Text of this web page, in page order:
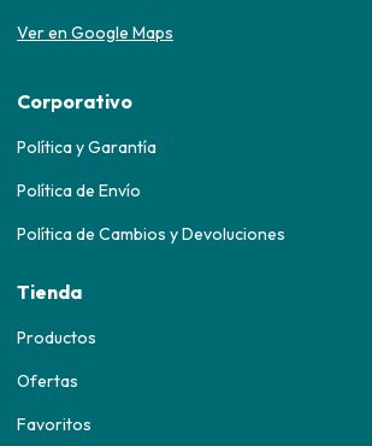
Ver en Google Maps
Corporativo
Política y Garantía
Política de Envío
Política de Cambios y Devoluciones
Tienda
Productos
Ofertas
Favoritos